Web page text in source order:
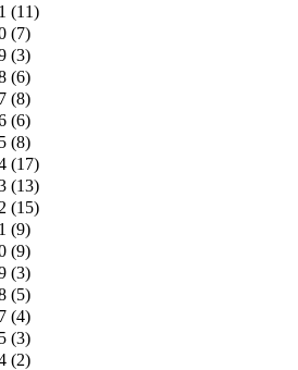
(11)
(7)
(3)
(6)
(8)
(6)
(8)
(17)
(13)
(15)
(9)
(9)
(3)
(5)
(4)
(3)
(2)